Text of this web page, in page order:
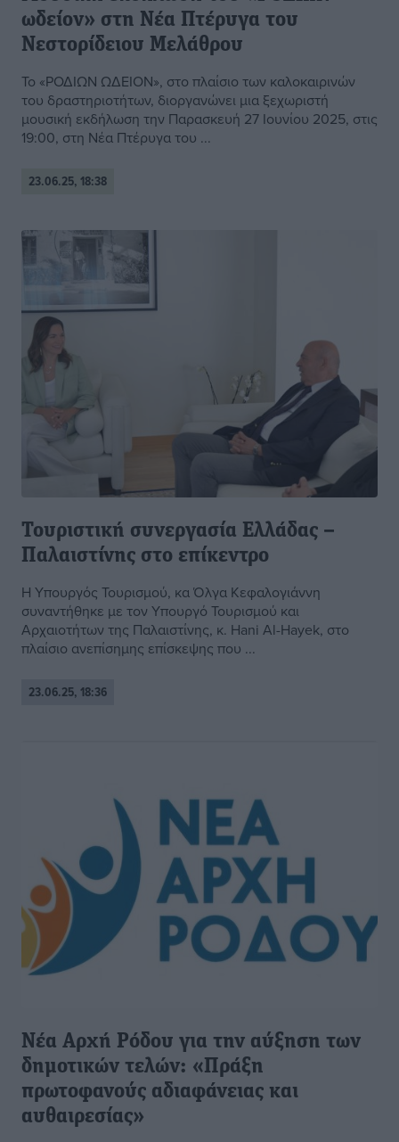
ωδείον» στη Νέα Πτέρυγα του
Νεστορίδειου Μελάθρου
Το «ΡΟΔΙΩΝ ΩΔΕΙΟΝ», στο πλαίσιο των καλοκαιρινών
του δραστηριοτήτων, διοργανώνει μια ξεχωριστή
μουσική εκδήλωση την Παρασκευή 27 Ιουνίου 2025, στις
19:00, στη Νέα Πτέρυγα του ...
23.06.25, 18:38
Τουριστική συνεργασία Ελλάδας –
Παλαιστίνης στο επίκεντρο
Η Υπουργός Τουρισμού, κα Όλγα Κεφαλογιάννη
συναντήθηκε με τον Υπουργό Τουρισμού και
Αρχαιοτήτων της Παλαιστίνης, κ. Hani Al-Hayek, στο
πλαίσιο ανεπίσημης επίσκεψης που ...
23.06.25, 18:36
Νέα Αρχή Ρόδου για την αύξηση των
δημοτικών τελών: «Πράξη
πρωτοφανούς αδιαφάνειας και
αυθαιρεσίας»